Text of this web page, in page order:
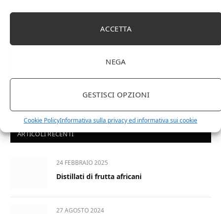
ACCETTA
NEGA
GESTISCI OPZIONI
Cookie PolicyInformativa sulla privacy ed informativa sui cookie
ARTICOLI RECENTI
24 FEBBRAIO 2025
Distillati di frutta africani
27 AGOSTO 2024